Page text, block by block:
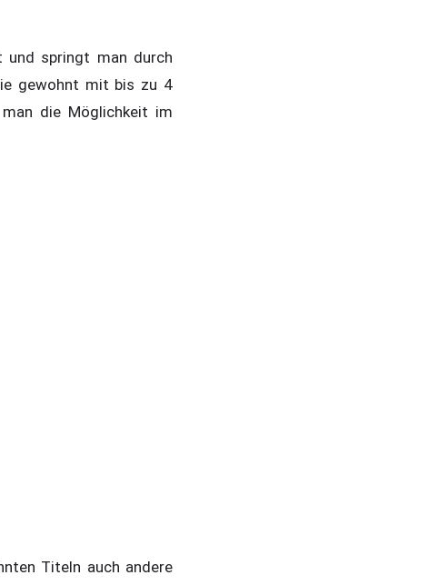
und springt man durch
gewohnt mit bis zu 4
die Möglichkeit im
Titeln auch andere